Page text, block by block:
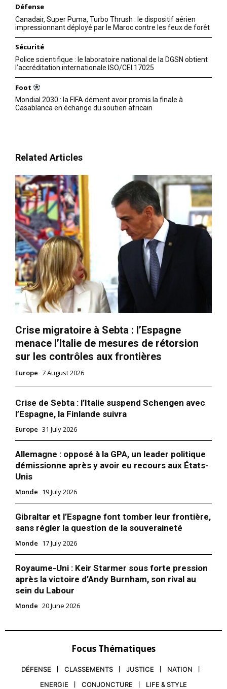
l'intelligence de
l'information
Insight Publications
À propos
Défense
Canadair, Super Puma, Turbo Thrush : le dispositif aérien
impressionnant déployé par le Maroc contre les feux de forêt
Sécurité
Police scientifique : le laboratoire national de la DGSN obtient
l’accréditation internationale ISO/CEI 17025
Foot
Mondial 2030 : la FIFA dément avoir promis la finale à
Casablanca en échange du soutien africain
Related Articles
Crise migratoire à Sebta : l’Espagne
menace l’Italie de mesures de rétorsion
sur les contrôles aux frontières
Europe 7 August 2026
Crise de Sebta : l’Italie suspend Schengen avec
l’Espagne, la Finlande suivra
Europe 31 July 2026
Allemagne : opposé à la GPA, un leader politique
démissionne après y avoir eu recours aux États-
Unis
Monde 19 July 2026
Gibraltar et l’Espagne font tomber leur frontière,
sans régler la question de la souveraineté
Monde 17 July 2026
Royaume-Uni : Keir Starmer sous forte pression
après la victoire d’Andy Burnham, son rival au
sein du Labour
Monde 20 June 2026
Focus Thématiques
DÉFENSE CLASSEMENTS JUSTICE
NATION
ENERGIE
CONJONCTURE LIFE & STYLE